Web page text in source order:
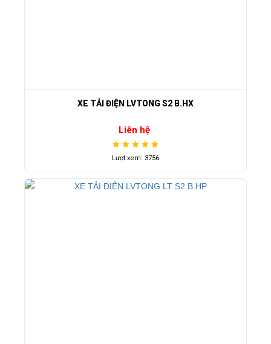
XE TẢI ĐIỆN LVTONG S2 B.HX
Liên hệ
Lượt xem: 3756